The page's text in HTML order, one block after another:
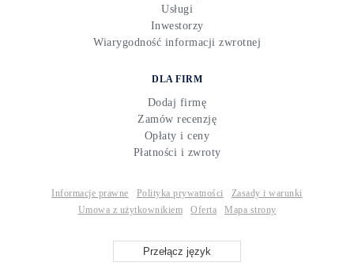
Usługi
Inwestorzy
Wiarygodność informacji zwrotnej
DLA FIRM
Dodaj firmę
Zamów recenzję
Opłaty i ceny
Płatności i zwroty
Informacje prawne Polityka prywatności
Zasady i warunki
Umowa z użytkownikiem
Oferta Mapa strony
Przełącz język